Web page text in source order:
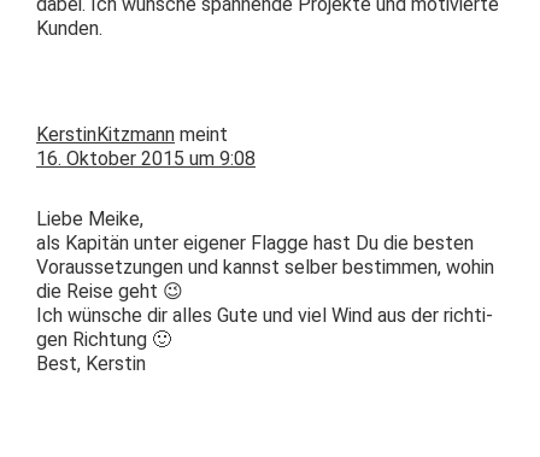
Kunden.
KerstinKitzmann meint
16. Oktober 2015 um 9:08
Liebe Meike,
als Kapitän unter eigen­er Flagge hast Du die besten
Voraus­set­zun­gen und kannst sel­ber bes­tim­men, wohin
die Reise geht 😉
Ich wün­sche dir alles Gute und viel Wind aus der richti­
gen Richtung 🙂
Best, Kerstin